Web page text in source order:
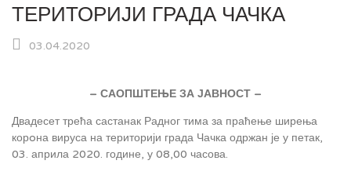
ТЕРИТОРИЈИ ГРАДА ЧАЧКА
03.04.2020
– САОПШТЕЊЕ ЗА ЈАВНОСТ –
Двадесет трећа састанак Радног тима за праћење ширења
корoна вируса на територији града Чачка одржан је у петак,
03. априла 2020. године, у 08,00 часова.